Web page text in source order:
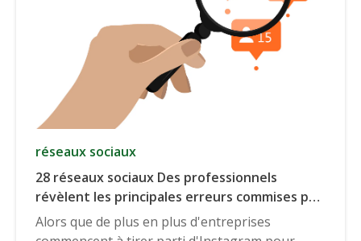
réseaux sociaux
28 réseaux sociaux Des professionnels
révèlent les principales erreurs commises par
les entreprises en matière d'analyse
d'Instagram.
Alors que de plus en plus d'entreprises